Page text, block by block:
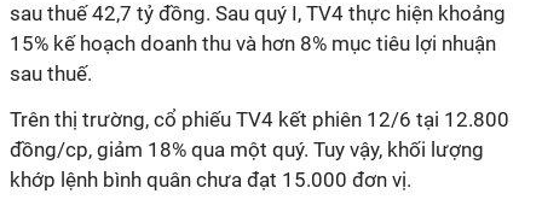
sau thuế 42,7 tỷ đồng. Sau quý I, TV4 thực hiện khoảng
15% kế hoạch doanh thu và hơn 8% mục tiêu lợi nhuận
sau thuế.
Trên thị trường, cổ phiếu TV4 kết phiên 12/6 tại 12.800
đồng/cp, giảm 18% qua một quý. Tuy vậy, khối lượng
khớp lệnh bình quân chưa đạt 15.000 đơn vị.